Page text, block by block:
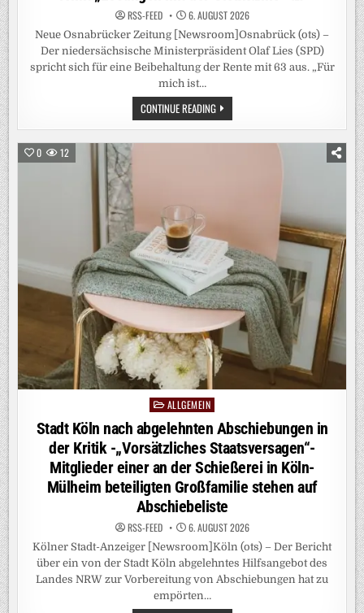
RSS-FEED 6. AUGUST 2026
Neue Osnabrücker Zeitung [Newsroom]Osnabrück (ots) –
Der niedersächsische Ministerpräsident Olaf Lies (SPD)
spricht sich für eine Beibehaltung der Rente mit 63 aus. „Für
mich ist…
CONTINUE READINGMINISTERPRÄSIDENT
OLAF
LIES
EINGEZAHLT
HAT,
SOLL
PROFITIEREN
–
NIEDERSACHSENS
REGIERUNGSCHEF
LEHNT
„LÖSUNGEN
MIT
DER
GIESSKANNE“ A
B
0 12
PostedALLGEMEIN
Stadt Köln nach abgelehnten Abschiebungen in
der Kritik -„Vorsätzliches Staatsversagen“-
Mitglieder einer an der Schießerei in Köln-
Mülheim beteiligten Großfamilie stehen auf
Abschiebeliste
RSS-FEED 6. AUGUST 2026
Kölner Stadt-Anzeiger [Newsroom]Köln (ots) – Der Bericht
über ein von der Stadt Köln abgelehntes Hilfsangebot des
Landes NRW zur Vorbereitung von Abschiebungen hat zu
empörten…